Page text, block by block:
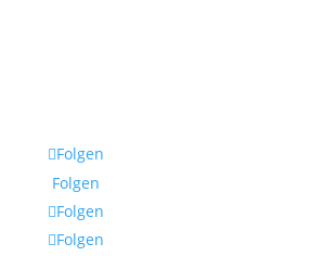
Folgen
Folgen
Folgen
Folgen